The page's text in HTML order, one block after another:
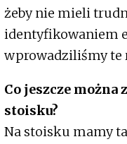
żeby nie mieli
identyfikowaniem
wprowadziliśmy te
Co jeszcze można
stoisku?
Na stoisku mamy